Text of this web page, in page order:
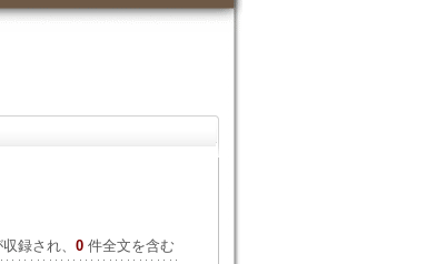
録され、 0件全文を含む